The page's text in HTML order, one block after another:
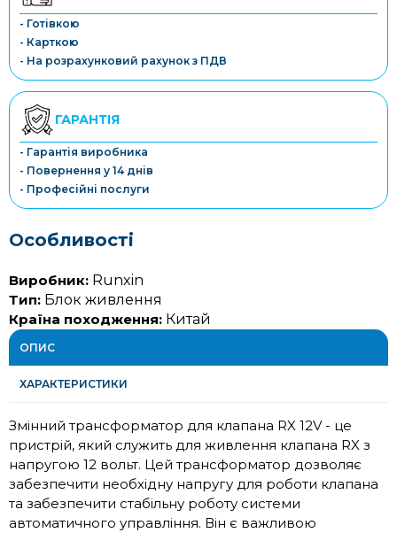
- Готівкою
- Карткою
- На розрахунковий рахунок з ПДВ
ГАРАНТІЯ
- Гарантія виробника
- Повернення у 14 днів
- Професійні послуги
Особливості
Виробник: Runxin
Тип: Блок живлення
Країна походження: Китай
ОПИС
ХАРАКТЕРИСТИКИ
Змінний трансформатор для клапана RX 12V - це
пристрій, який служить для живлення клапана RX з
напругою 12 вольт. Цей трансформатор дозволяє
забезпечити необхідну напругу для роботи клапана
та забезпечити стабільну роботу системи
автоматичного управління. Він є важливою